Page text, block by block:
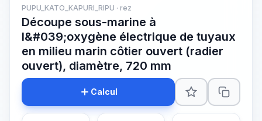
PUPU_KATO_KAPURI_RIPU · rez
Découpe sous-marine à
l&#039;oxygène électrique de tuyaux
en milieu marin côtier ouvert (radier
ouvert), diamètre, 720 mm
Calcul